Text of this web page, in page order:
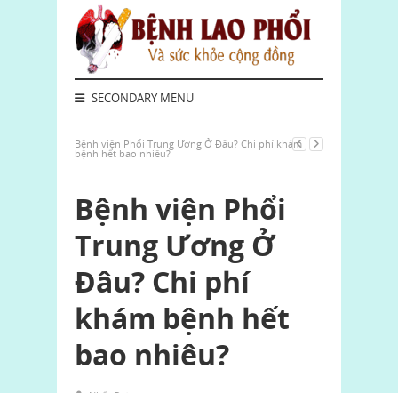
SECONDARY MENU
Bệnh viện Phổi Trung Ương Ở Đâu? Chi phí khám
bệnh hết bao nhiêu?
Bệnh viện Phổi
Trung Ương Ở
Đâu? Chi phí
khám bệnh hết
bao nhiêu?